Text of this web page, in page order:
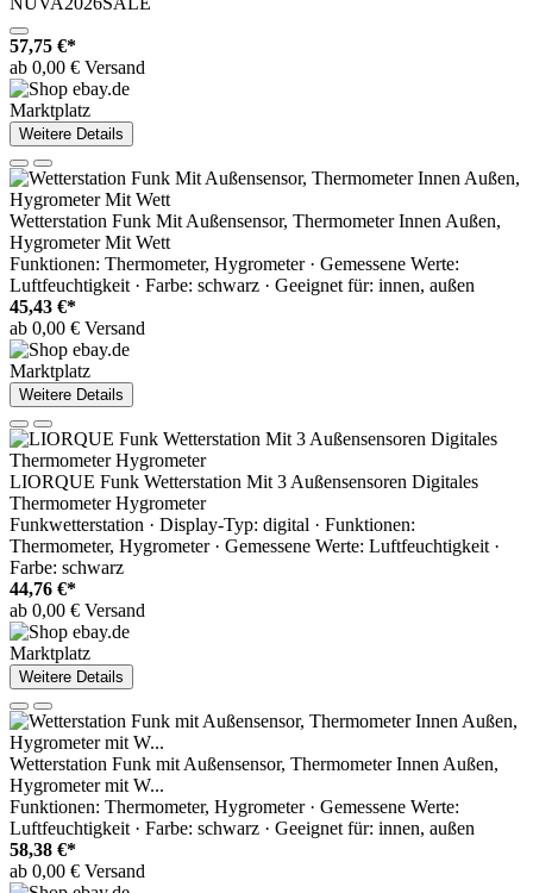
57,75 €*
ab 0,00 € Versand
Marktplatz
Weitere Details
Wetterstation Funk Mit Außensensor, Thermometer Innen Außen,
Hygrometer Mit Wett
Funktionen: Thermometer, Hygrometer · Gemessene Werte:
Luftfeuchtigkeit · Farbe: schwarz · Geeignet für: innen, außen
45,43 €*
ab 0,00 € Versand
Marktplatz
Weitere Details
LIORQUE Funk Wetterstation Mit 3 Außensensoren Digitales
Thermometer Hygrometer
Funkwetterstation · Display-Typ: digital · Funktionen:
Thermometer, Hygrometer · Gemessene Werte: Luftfeuchtigkeit ·
Farbe: schwarz
44,76 €*
ab 0,00 € Versand
Marktplatz
Weitere Details
Wetterstation Funk mit Außensensor, Thermometer Innen Außen,
Hygrometer mit W...
Funktionen: Thermometer, Hygrometer · Gemessene Werte:
Luftfeuchtigkeit · Farbe: schwarz · Geeignet für: innen, außen
58,38 €*
ab 0,00 € Versand